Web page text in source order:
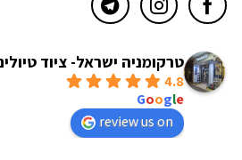
טרקומניה ישראל- ציוד
4.8
Google
review us on